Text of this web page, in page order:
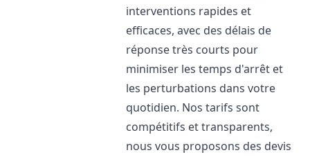
interventions rapides et
efficaces, avec des délais de
réponse très courts pour
minimiser les temps d'arrêt et
les perturbations dans votre
quotidien. Nos tarifs sont
compétitifs et transparents,
nous vous proposons des devis